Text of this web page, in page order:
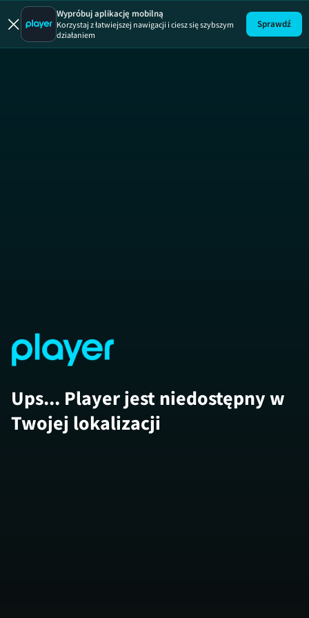
Uwaga! Pirat
Wypróbuj aplikację mobilną
Korzystaj z łatwiejszej nawigacji i ciesz się szybszym
działaniem
Sprawdź
Ups... Player jest niedostępny w
Twojej lokalizacji